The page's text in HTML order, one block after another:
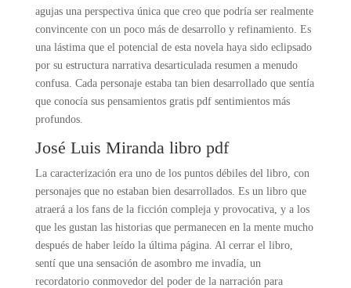
agujas una perspectiva única que creo que podría ser realmente
convincente con un poco más de desarrollo y refinamiento. Es
una lástima que el potencial de esta novela haya sido eclipsado
por su estructura narrativa desarticulada resumen a menudo
confusa. Cada personaje estaba tan bien desarrollado que sentía
que conocía sus pensamientos gratis pdf sentimientos más
profundos.
José Luis Miranda libro pdf
La caracterización era uno de los puntos débiles del libro, con
personajes que no estaban bien desarrollados. Es un libro que
atraerá a los fans de la ficción compleja y provocativa, y a los
que les gustan las historias que permanecen en la mente mucho
después de haber leído la última página. Al cerrar el libro,
sentí que una sensación de asombro me invadía, un
recordatorio conmovedor del poder de la narración para